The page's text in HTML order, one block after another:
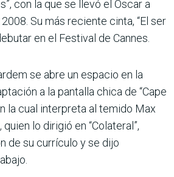
con la que se llevó el Óscar a
Su más reciente cinta, “El ser
en el Festival de Cannes.
se abre un espacio en la
a la pantalla chica de “Cape
la cual interpreta al temido Max
lo dirigió en “Colateral”,
de su currículo y se dijo